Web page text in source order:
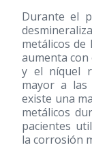
Durante el
metálicos
aumenta con
y el níquel
mayor a
existe una
metálicos
pacientes
la corrosión